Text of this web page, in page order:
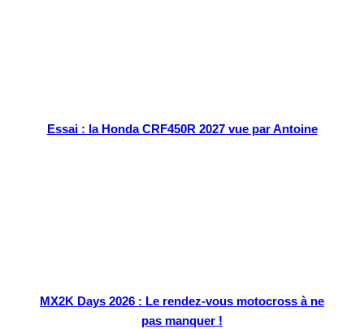
Essai : la Honda CRF450R 2027 vue par Antoine
MX2K Days 2026 : Le rendez-vous motocross à ne
pas manquer !